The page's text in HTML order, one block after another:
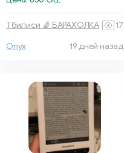
Тбилиси 🧦 БАРАХОЛКА 17
Onyx 19 дней назад